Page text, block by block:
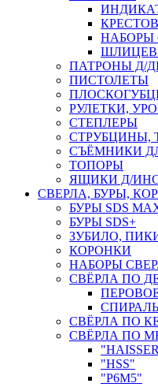
НАБОРЫ
ПАТРОНЫ Д/
ПИСТОЛЕТЫ
РУЛЕТКИ,
СТЕПЛЕРЫ
СТРУБЦИНЫ,
СЪЁМНИКИ
ТОПОРЫ
ЯЩИКИ Д/
СВЕРЛА, БУРЫ,
БУРЫ SDS
БУРЫ SDS+
ЗУБИЛО, ПИКИ
КОРОНКИ
НАБОРЫ
СВЁРЛА ПО
СВЁРЛА ПО
СВЁРЛА ПО
"HSS"
"Р6М5"